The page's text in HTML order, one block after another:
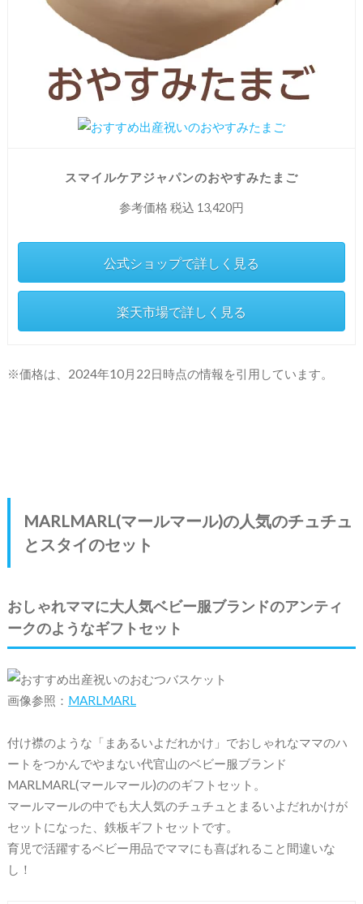
スマイルケアジャパンのおやすみたまご
参考価格 税込 13,420円
公式ショップで詳しく見る
楽天市場で詳しく見る
※価格は、2024年10月22日時点の情報を引用しています。
MARLMARL(マールマール)の人気のチュチュ
とスタイのセット
おしゃれママに大人気ベビー服ブランドのアンティ
ークのようなギフトセット
画像参照： MARLMARL
付け襟のような「まあるいよだれかけ」でおしゃれなママのハ
ートをつかんでやまない代官山のベビー服ブランド
MARLMARL(マールマール)ののギフトセット。
マールマールの中でも大人気のチュチュとまるいよだれかけが
セットになった、鉄板ギフトセットです。
育児で活躍するベビー用品でママにも喜ばれること間違いな
し！